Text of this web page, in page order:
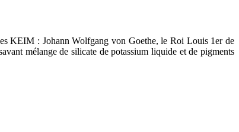
KEIM : Johann Wolfgang von Goethe, le Roi Louis 1er de
mélange de silicate de potassium liquide et de pigments